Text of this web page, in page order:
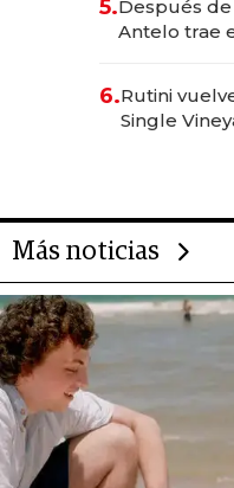
5.Después
Antelo trae
6.Rutini
Single
Más noticias